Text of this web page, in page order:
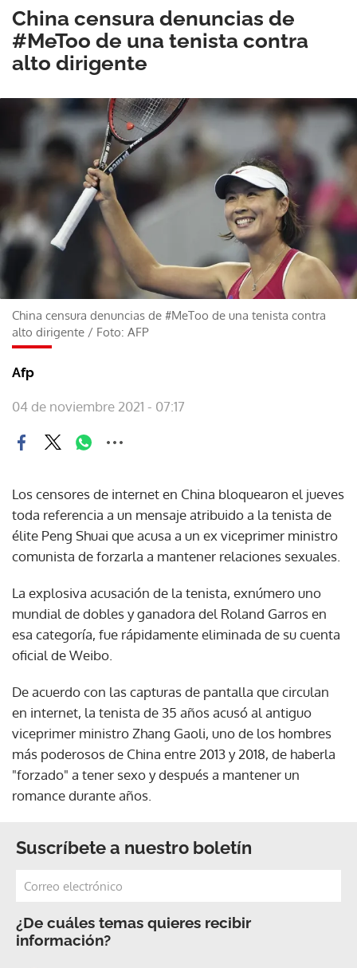
China censura denuncias de
#MeToo de una tenista contra
alto dirigente
China censura denuncias de #MeToo de una tenista contra
alto dirigente / Foto: AFP
Afp
04 de noviembre 2021 - 07:17
Los censores de internet en China bloquearon el jueves
toda referencia a un mensaje atribuido a la tenista de
élite Peng Shuai que acusa a un ex viceprimer ministro
comunista de forzarla a mantener relaciones sexuales.
La explosiva acusación de la tenista, exnúmero uno
mundial de dobles y ganadora del Roland Garros en
esa categoría, fue rápidamente eliminada de su cuenta
oficial de Weibo.
De acuerdo con las capturas de pantalla que circulan
en internet, la tenista de 35 años acusó al antiguo
viceprimer ministro Zhang Gaoli, uno de los hombres
más poderosos de China entre 2013 y 2018, de haberla
"forzado" a tener sexo y después a mantener un
romance durante años.
Suscríbete a nuestro boletín
¿De cuáles temas quieres recibir
información?